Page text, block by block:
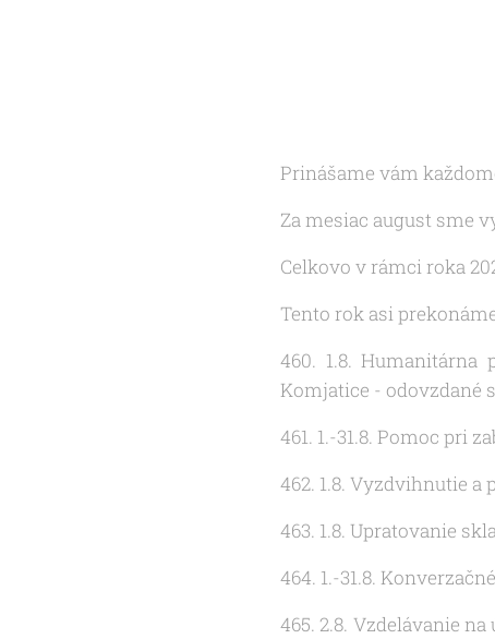
Prinášame vám
Za mesiac august sme
Celkovo v rámci roka
Tento rok asi
460. 1.8.
Komjatice - odovzdané
461. 1.-31.8. Pomoc pri
462. 1.8. Vyzdvihnutie
463. 1.8. Upratovanie
464. 1.-31.8.
465. 2.8. Vzdelávanie